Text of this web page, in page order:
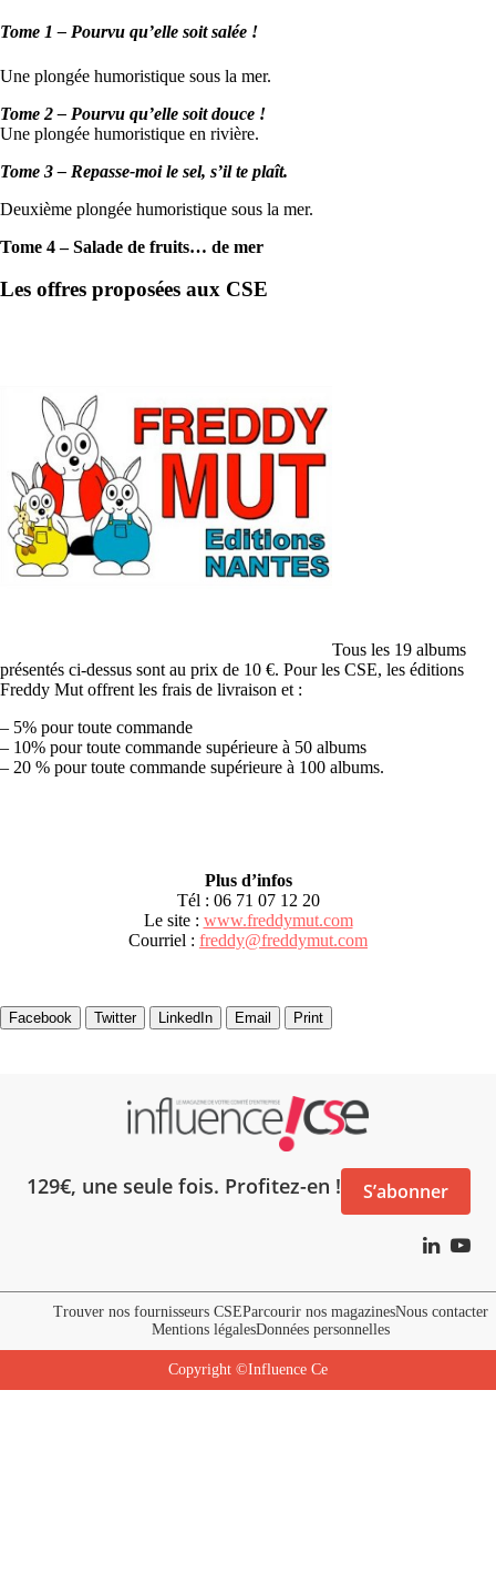
Tome 1 – Pourvu qu’elle soit salée !
Une plongée humoristique sous la mer.
Tome 2 – Pourvu qu’elle soit douce !
Une plongée humoristique en rivière.
Tome 3 – Repasse-moi le sel, s’il te plaît.
Deuxième plongée humoristique sous la mer.
Tome 4 –Salade de fruits… de mer
Les offres proposées aux CSE
Tous les 19 albums
présentés ci-dessus sont au prix de 10 €. Pour les CSE, les éditions
Freddy Mut offrent les frais de livraison et :
– 5% pour toute commande
– 10% pour toute commande supérieure à 50 albums
– 20 % pour toute commande supérieure à 100 albums.
Plus d’infos
Tél : 06 71 07 12 20
Le site : www.freddymut.com
Courriel : freddy@freddymut.com
Facebook Twitter LinkedIn Email Print
129€, une seule fois. Profitez-en ! S’abonner
Trouver nos fournisseurs CSEParcourir nos magazinesNous contacter
Mentions légalesDonnées personnelles
Copyright ©Influence Ce